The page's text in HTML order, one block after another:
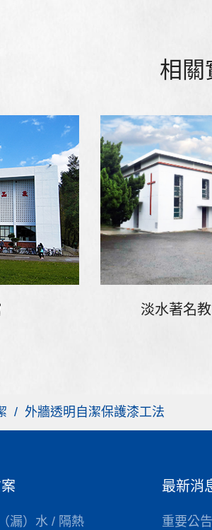
相關
淡水著名
/ 外牆透明自潔保護漆工法
漏）水 / 隔熱
最新消
重要公告